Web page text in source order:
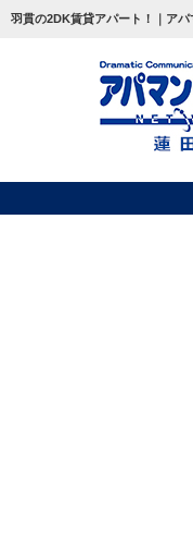
羽貫の2DK賃貸アパート！｜ア